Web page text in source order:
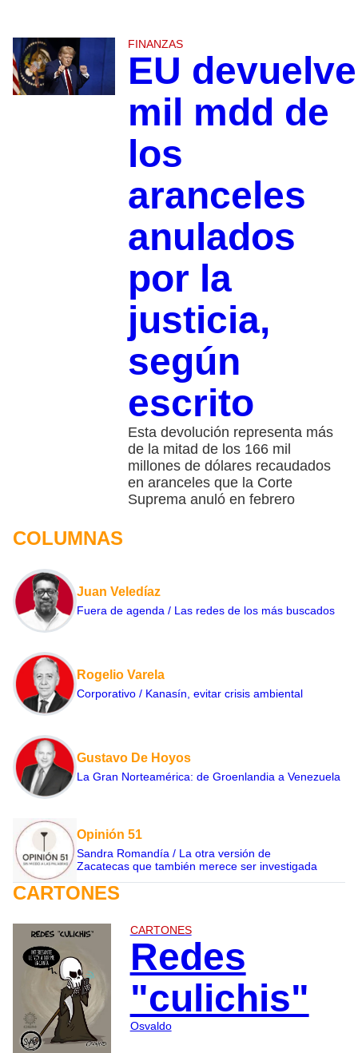
FINANZAS
EU
mil mdd de
los
aranceles
anulados
por la
justicia,
según
escrito
Esta devolución representa más
de la mitad de los 166 mil
millones de dólares recaudados
en aranceles que la Corte
Suprema anuló en febrero
COLUMNAS
Juan Veledíaz
Fuera de agenda / Las redes de los más buscados
Rogelio Varela
Corporativo / Kanasín, evitar crisis ambiental
Gustavo De Hoyos
La Gran Norteamérica: de Groenlandia a Venezuela
Opinión 51
Sandra Romandía / La otra versión de
Zacatecas que también merece ser investigada
CARTONES
CARTONES
Redes
"culichis"
Osvaldo